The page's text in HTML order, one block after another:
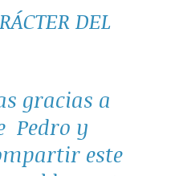
DEL
gracias a
Pedro y
este